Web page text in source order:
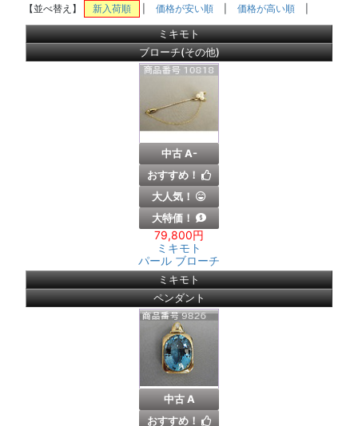
【並べ替え】 新入荷順 価格が安い順 価格が高い順
ミキモト
ブローチ(その他)
中古 A-
おすすめ！
大人気！
大特価！
79,800円
ミキモト
パール ブローチ
ミキモト
ペンダント
中古 A
おすすめ！